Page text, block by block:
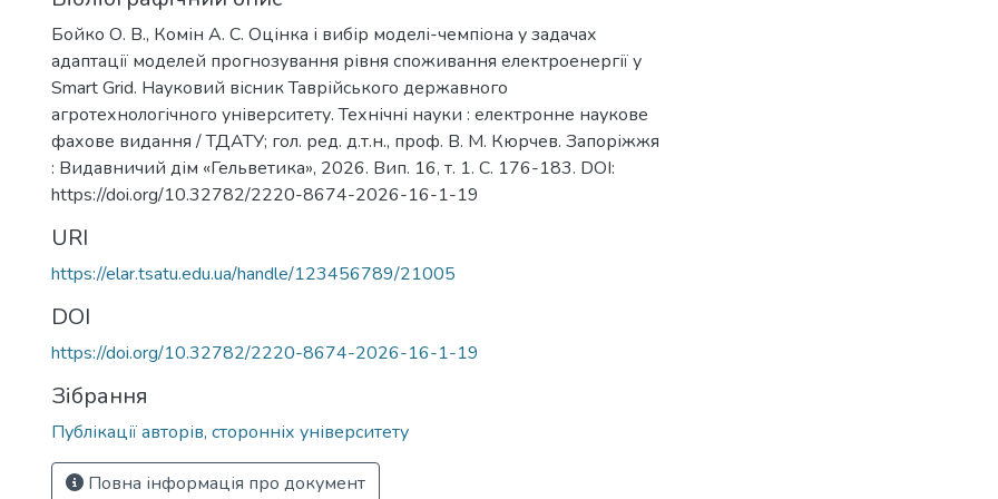
Бойко О. В., Комін А. С. Оцінка і вибір моделі-чемпіона у задачах
адаптації моделей прогнозування рівня споживання електроенергії у
Smart Grid. Науковий вісник Таврійського державного
агротехнологічного університету. Технічні науки : електронне наукове
фахове видання / ТДАТУ; гол. ред. д.т.н., проф. В. М. Кюрчев. Запоріжжя
: Видавничий дім «Гельветика», 2026. Вип. 16, т. 1. С. 176-183. DOI:
https://doi.org/10.32782/2220-8674-2026-16-1-19
URI
https://elar.tsatu.edu.ua/handle/123456789/21005
DOI
https://doi.org/10.32782/2220-8674-2026-16-1-19
Зібрання
Публікації авторів, сторонніх університету
Повна інформація про документ